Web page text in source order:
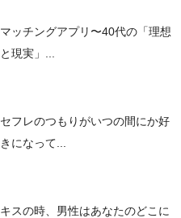
マッチングアプリ〜40代の「理想
と現実」...
セフレのつもりがいつの間にか好
きになって...
キスの時、男性はあなたのどこに